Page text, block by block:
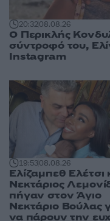
20:3208.08.26
Ο Περικλής
σύντροφό του,
Instagram
19:5308.08.26
Ελίζαμπεθ Ελέτσι
Νεκτάριος
πήγαν στον Άγιο
Νεκτάριο Βούλας
να πάρουν την